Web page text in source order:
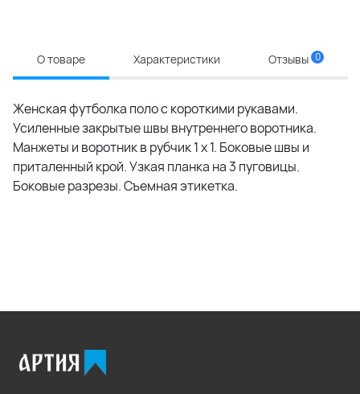
О товаре Характеристики Отзывы 0
Женская футболка поло с короткими рукавами.
Усиленные закрытые швы внутреннего воротника.
Манжеты и воротник в рубчик 1 x 1. Боковые швы и
приталенный крой. Узкая планка на 3 пуговицы.
Боковые разрезы. Съемная этикетка.